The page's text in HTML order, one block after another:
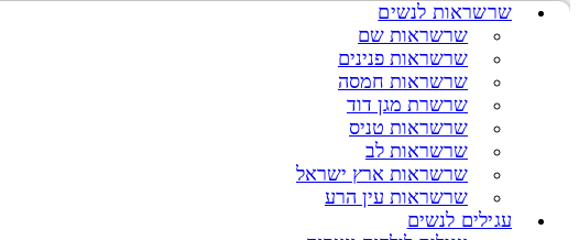
שרשראות לנשים
שרשראות שם
שרשראות פנינים
שרשראות חמסה
שרשרת מגן דוד
שרשראות טניס
שרשראות לב
שרשראות ארץ ישראל
שרשראות עין הרע
עגילים לנשים